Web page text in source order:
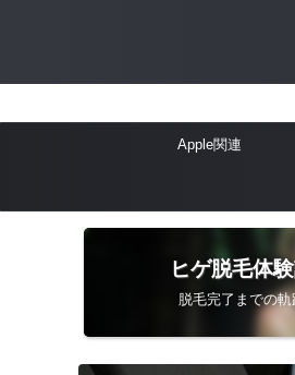
Apple関連
ヒゲ脱毛体
脱毛完了までの軌